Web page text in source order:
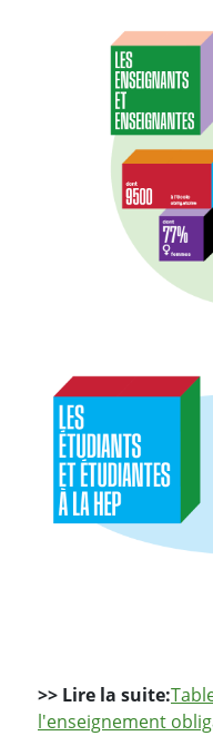
>> Lire la suite:
l'enseignement